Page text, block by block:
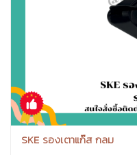
SKE รองเตาแก๊ส กลม